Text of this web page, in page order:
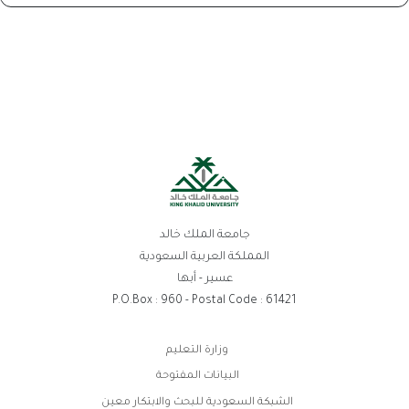
جامعة الملك خالد
المملكة العربية السعودية
عسير - أبها
P.O.Box : 960 - Postal Code : 61421
وزارة التعليم
البيانات المفتوحة
الشبكة السعودية للبحث والابتكار معين